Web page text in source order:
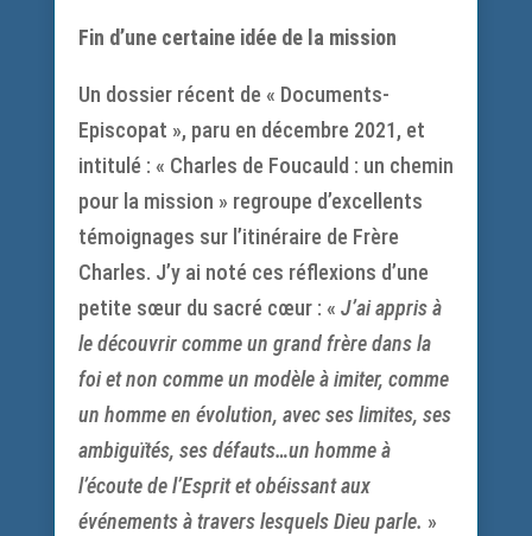
Fin d’une certaine idée de la mission
Un dossier récent de « Documents-
Episcopat », paru en décembre 2021, et
intitulé : « Charles de Foucauld : un chemin
pour la mission » regroupe d’excellents
témoignages sur l’itinéraire de Frère
Charles. J’y ai noté ces réflexions d’une
petite sœur du sacré cœur : « J’ai appris à
le découvrir comme un grand frère dans la
foi et non comme un modèle à imiter, comme
un homme en évolution, avec ses limites, ses
ambiguïtés, ses défauts…un homme à
l’écoute de l’Esprit et obéissant aux
événements à travers lesquels Dieu parle. »